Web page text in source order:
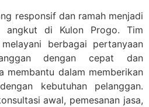
responsif dan ramah menjadi
angkut di Kulon Progo. Tim
berbagai pertanyaan
dengan cepat dan
membantu dalam memberikan
kebutuhan pelanggan.
awal, pemesanan jasa,